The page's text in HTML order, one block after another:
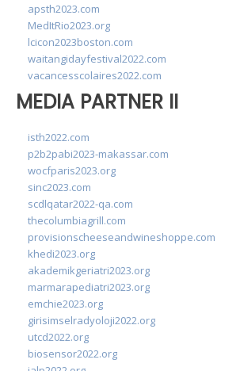
apsth2023.com
MedItRio2023.org
lcicon2023boston.com
waitangidayfestival2022.com
vacancesscolaires2022.com
MEDIA PARTNER II
isth2022.com
p2b2pabi2023-makassar.com
wocfparis2023.org
sinc2023.com
scdlqatar2022-qa.com
thecolumbiagrill.com
provisionscheeseandwineshoppe.com
khedi2023.org
akademikgeriatri2023.org
marmarapediatri2023.org
emchie2023.org
girisimselradyoloji2022.org
utcd2022.org
biosensor2022.org